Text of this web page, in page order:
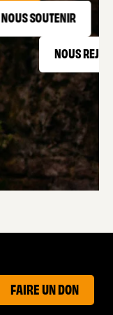
NOUS SOUTENIR
NOUS
FAIRE UN DON